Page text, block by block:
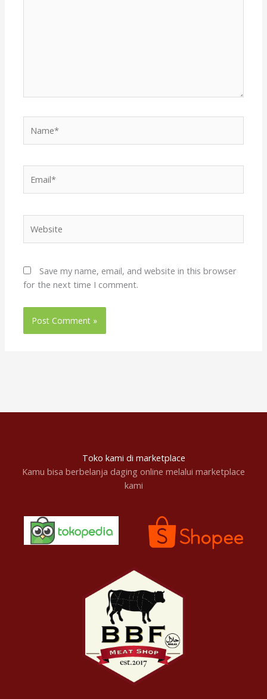
Save my name, email, and website in this browser
for the next time I comment.
Toko kami di marketplace
Kamu bisa berbelanja daging online melalui marketplace
kami